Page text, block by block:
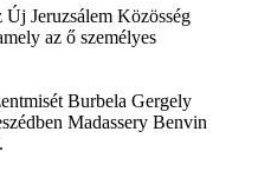
Jeruzsálem Közösség
az ő személyes
Burbela Gergely
Madassery Benvin